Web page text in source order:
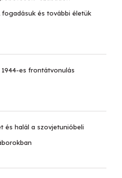
fogadásuk és további életük
1944-es frontátvonulás
és halál a szovjetunióbeli